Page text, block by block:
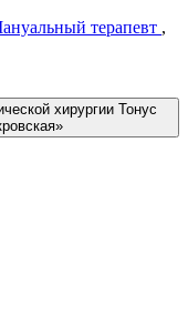
терапевт ,
хирургии Тонус